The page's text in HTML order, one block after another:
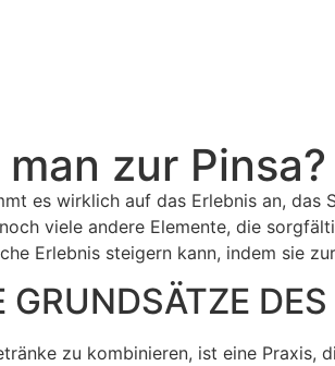
zur
es wirklich auf das Erlebnis an, das
viele andere Elemente, die
Erlebnis steigern kann, indem sie
GRUNDSÄTZE
zu kombinieren, ist eine Praxis,